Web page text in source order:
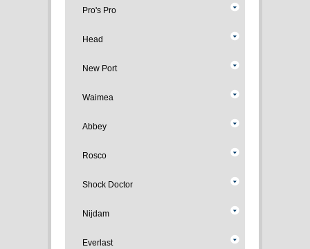
Pro's Pro
Head
New Port
Waimea
Abbey
Rosco
Shock Doctor
Nijdam
Everlast